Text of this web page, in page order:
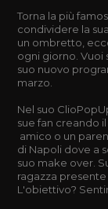
Torna la più
condividere la
un ombretto,
ogni giorno. Vuoi
suo nuovo
marzo.
Nel suo
sue fan creando
amico o un
di Napoli dove a
suo make over.
ragazza
L'obiettivo?